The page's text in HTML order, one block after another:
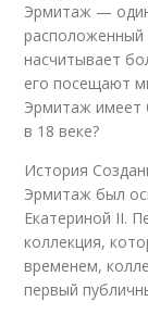
Эрмитаж —
расположенный
насчитывает
его посещают
Эрмитаж имеет
в 18 веке?
История
Эрмитаж был
Екатериной II.
коллекция,
временем,
первый